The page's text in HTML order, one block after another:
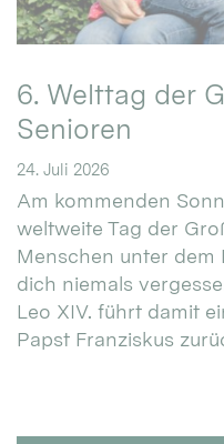
6. Welttag der
Senioren
24. Juli 2026
Am kommenden
weltweite Tag der
Menschen unter dem
dich niemals
Leo XIV. führt damit
Papst Franziskus